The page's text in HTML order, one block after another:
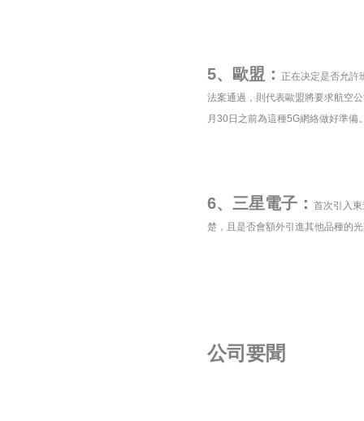
5、歐盟：
正在决定是否允許
法案通過，則代表歐盟將要求航空
月30日之前為這種5G網絡做好準備
6、三星電子： 首次引入
楚，且是否會額外引進其他品種的
公司要聞